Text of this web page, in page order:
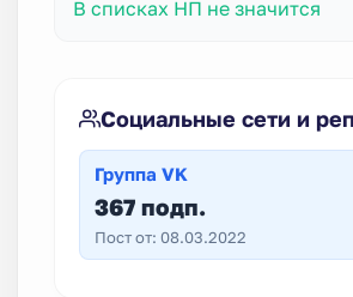
В списках НП не значится
Социальные сети и
Группа VK
367 подп.
Пост от: 08.03.2022